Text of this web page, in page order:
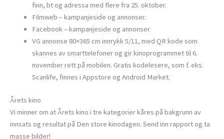
finn, bt og adressa med flere fra 25. oktober.
Filmweb – kampanjeside og annonser.
Facebook – kampanjeside og annonser.
VG annonse 80×365 cm innrykk 5/11, med QR kode som
skannes av smarttelefoner og gir kinoprogrammet til 6.
november rett på mobilen. Gratis kodelesere, som f. eks.
Scanlife, finnes i Appstore og Android Market.
Årets kino
Vi minner om at Årets kino i tre kategorier kåres på bakgrunn av
innsats og resultat på Den store kinodagen. Send inn rapport og ta
masse bilder!